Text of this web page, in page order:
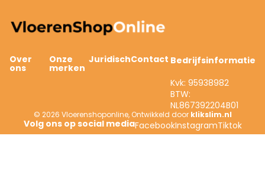
Over
ons
Onze
merken
JuridischContact Bedrijfsinformatie
Kvk: 95938982
BTW:
NL867392204B01
© 2026 Vloerenshoponline, Ontwikkeld door klikslim.nl
FacebookInstagramTiktok